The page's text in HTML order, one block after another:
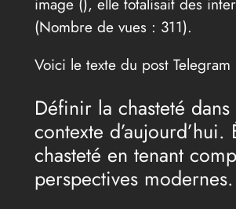
(Nombre de vues : 311).
Voici le texte du post Telegram
Définir la chasteté dans
contexte d’aujourd’hui.
chasteté en tenant
perspectives modernes.